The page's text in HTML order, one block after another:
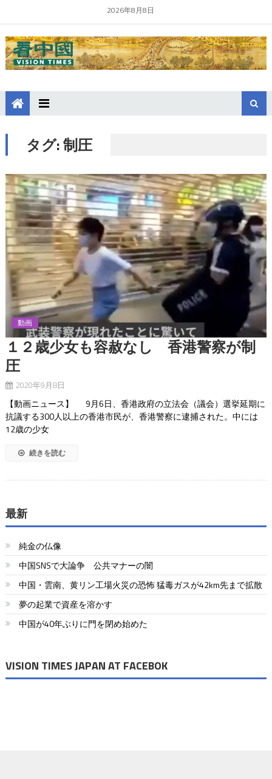
2026年8月8日
タグ:制圧
動画
１２歳少女も容赦なし 香港警察が制
圧
2020年9月8日
【動画ニュース】 9月6日、香港政府の立法会（議会）選挙延期に
抗議する300人以上の香港市民が、香港警察に逮捕された。中には
12歳の少女
続きを読む
最新
純金の仏像
中国SNSで大論争 公共マナーの闇
中国・雲南、黄リン工場火災の恐怖 猛毒ガスが42km先まで拡散
夢の起業で資産を溶かす
中国が40年ぶりに門を閉め始めた
VISION TIMES JAPAN AT FACEBOK